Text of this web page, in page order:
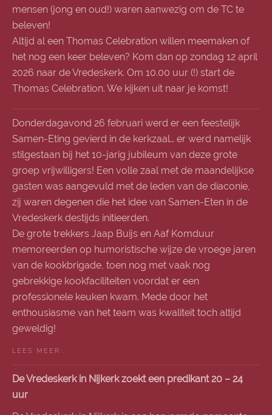
mensen (jong en oud!) waren aanwezig om de TC te
beleven!
Altijd al een Thomas Celebration willen meemaken of
het nog een keer beleven? Kom dan op zondag 12 april
2026 naar de Vredeskerk. Om 10.00 uur (!) start de
Thomas Celebration. We kijken uit naar je komst!
Donderdagavond 26 februari werd er een feestelijk
Samen-Eting gevierd in de kerkzaal… er werd namelijk
stilgestaan bij het 10-jarig jubileum van deze grote
groep vrijwilligers! Een volle zaal met de maandelijkse
gasten was aangevuld met de leden van de diaconie,
zij waren degenen die het idee van Samen-Eten in de
Vredeskerk destijds initieerden.
De grote trekkers Jaap Buijs en Aaf Komduur
memoreerden op humoristische wijze de vroege jaren
van de kookbrigade, toen nog met vaak nog
gebrekkige kookfaciliteiten voordat er een
professionele keuken kwam. Mede door het
enthousiasme van het team was kwaliteit toch altijd
geweldig!
LEES MEER...
De Vredeskerk in Nijkerk zoekt een predikant 20 – 24
uur